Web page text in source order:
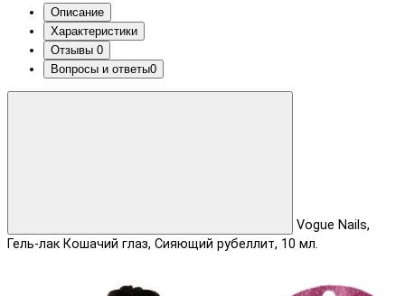
Описание
Характеристики
Отзывы 0
Вопросы и ответы0
Vogue Nails,
Гель-лак Кошачий глаз, Сияющий рубеллит, 10 мл.